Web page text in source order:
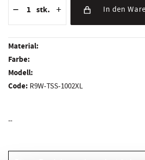
− stk. + In den
Material:
Farbe:
Modell:
Code: R9W-TSS-1002XL
--